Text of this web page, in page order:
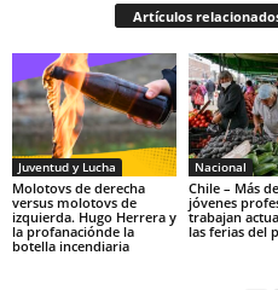
Artículos
Juventud y Lucha
Molotovs de derecha
versus molotovs de
izquierda. Hugo Herrera y
la profanaciónde la
botella incendiaria
Nacional
Chile – Más
jóvenes
trabajan
las ferias del